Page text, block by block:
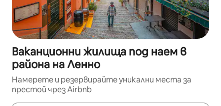
Ваканционни жилища под наем в
района на Ленно
Намерете и резервирайте уникални места за
престой чрез Airbnb